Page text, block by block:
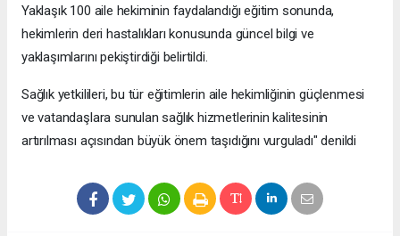
Yaklaşık 100 aile hekiminin faydalandığı eğitim sonunda,
hekimlerin deri hastalıkları konusunda güncel bilgi ve
yaklaşımlarını pekiştirdiği belirtildi.
Sağlık yetkilileri, bu tür eğitimlerin aile hekimliğinin güçlenmesi
ve vatandaşlara sunulan sağlık hizmetlerinin kalitesinin
artırılması açısından büyük önem taşıdığını vurguladı" denildi